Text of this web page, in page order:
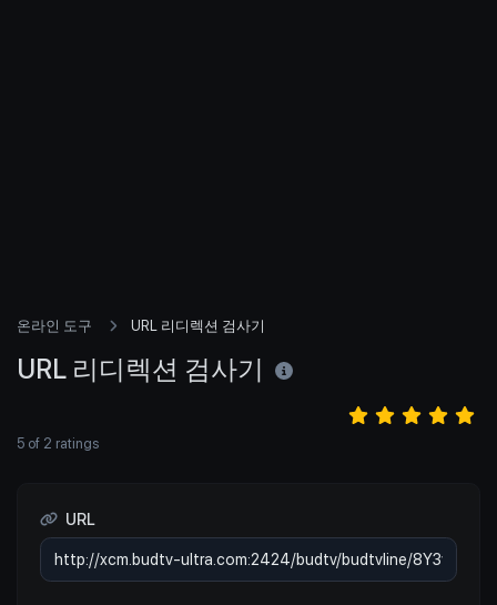
온라인 도구 URL 리디렉션 검사기
URL 리디렉션 검사기
5 of 2 ratings
URL